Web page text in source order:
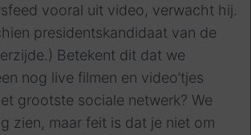
vooral uit video, verwacht hij.
presidentskandidaat van de
Betekent dit dat we
nog live filmen en video’tjes
grootste sociale netwerk? We
zien, maar feit is dat je niet om